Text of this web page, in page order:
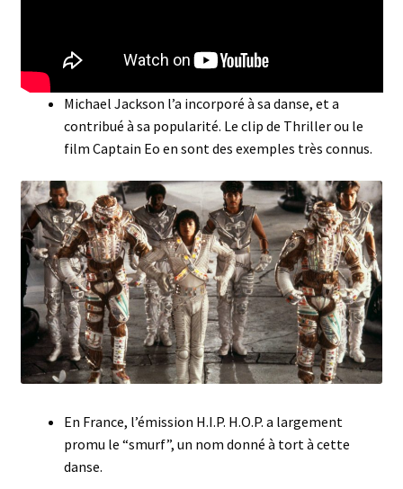
Michael Jackson l’a incorporé à sa danse, et a
contribué à sa popularité. Le clip de Thriller ou le
film Captain Eo en sont des exemples très connus.
En France, l’émission H.I.P. H.O.P. a largement
promu le “smurf”, un nom donné à tort à cette
danse.